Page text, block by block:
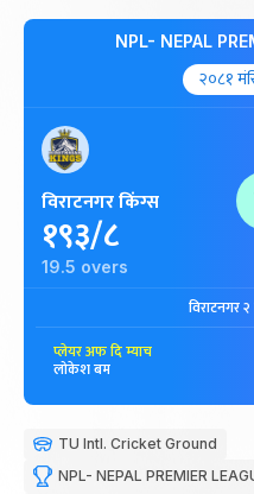
NPL- NEPAL
२०८१
विराटनगर किंग्स
१९३/८
19.5 overs
विराटनगर
प्लेयर अफ दि म्याच
लोकेश बम
TU Intl. Cricket Ground
NPL- NEPAL PREMIER